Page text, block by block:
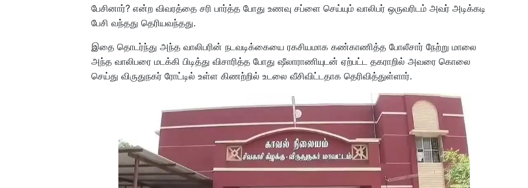
பேசினார்? என்ற விவரத்தை சரி பார்த்த போது உணவு சப்ளை செய்யும் வாலிபர் ஒருவரிடம் அவர் அடிக்கடி
பேசி வந்தது தெரியவந்தது.
இதை தொடர்ந்து அந்த வாலிபரின் நடவடிக்கையை ரகசியமாக கண்காணித்த போலீசார் நேற்று மாலை
அந்த வாலிபரை மடக்கி பிடித்து விசாரித்த போது ஷீலாராணியுடன் ஏற்பட்ட தகராறில் அவரை கொலை
செய்து விருதுநகர் ரோட்டில் உள்ள கிணற்றில் உடலை வீசிவிட்டதாக தெரிவித்துள்ளார்.